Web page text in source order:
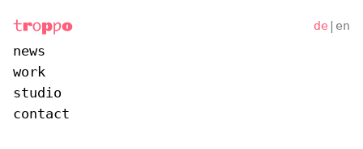
news
work
studio
contact
de | en